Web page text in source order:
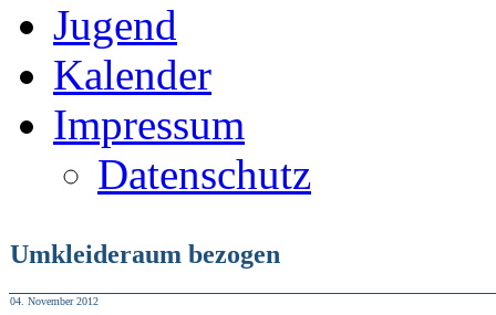
Jugend
Kalender
Impressum
Datenschutz
Umkleideraum bezogen
04. November 2012